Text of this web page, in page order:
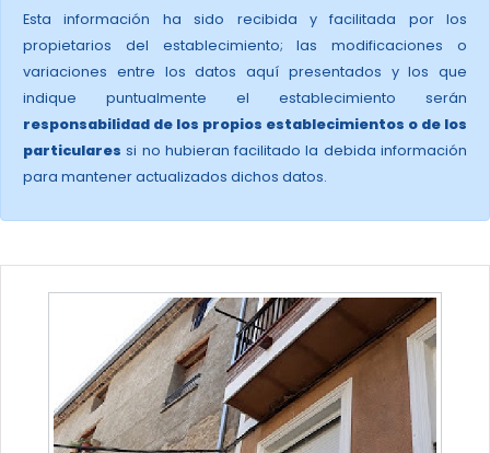
Esta información ha sido recibida y facilitada por los
propietarios del establecimiento; las modificaciones o
variaciones entre los datos aquí presentados y los que
indique puntualmente el establecimiento serán
responsabilidad de los propios establecimientos o de los
particulares si no hubieran facilitado la debida información
para mantener actualizados dichos datos.